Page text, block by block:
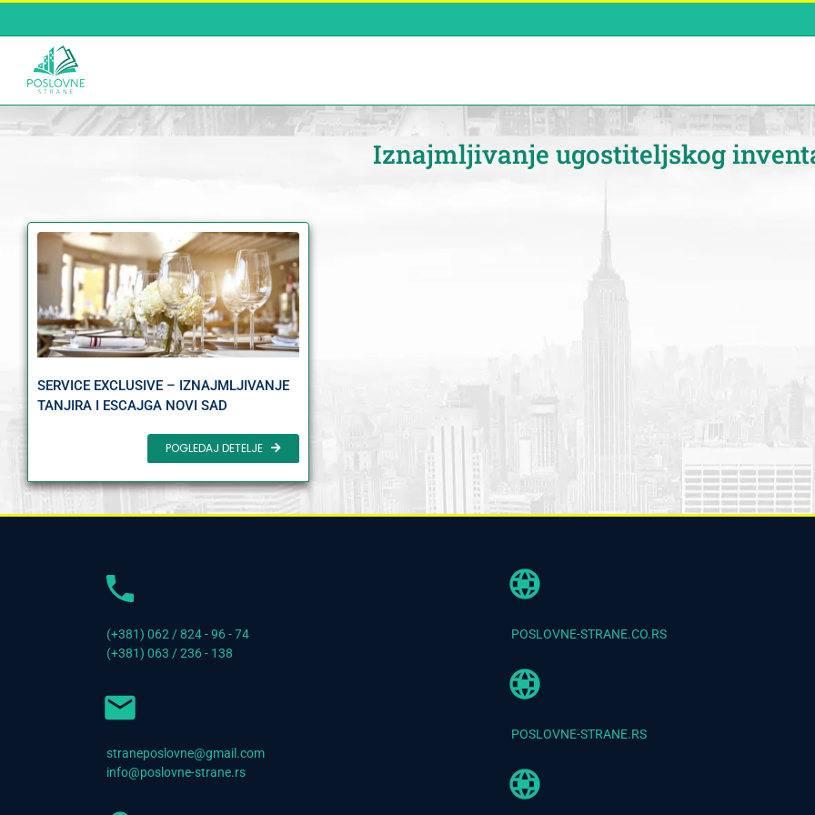
Iznajmljivanje ugostiteljskog
SERVICE EXCLUSIVE – IZNAJMLJIVANJE
TANJIRA I ESCAJGA NOVI SAD
POGLEDAJ DETELJE
(+381) 062 / 824 - 96 - 74
(+381) 063 / 236 - 138
straneposlovne@gmail.com
info@poslovne-strane.rs
POSLOVNE-STRANE.CO.RS
POSLOVNE-STRANE.RS